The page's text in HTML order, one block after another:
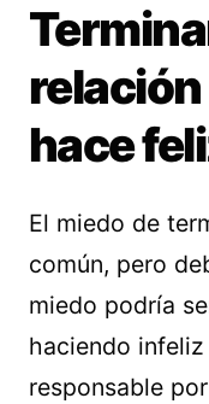
hace
El miedo de
común, pero
miedo podría
haciendo
responsable